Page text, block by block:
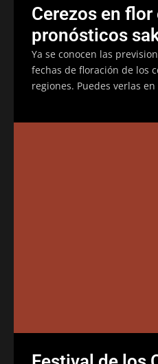
Cerezos en flor
pronósticos
Ya se conocen las
fechas de floración de los
regiones. Puedes verlas